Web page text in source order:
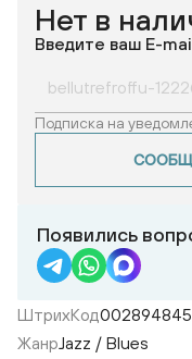
Нет в
Введите ваш E-
Подписка на
Появились
ШтрихКод
ЖанрJazz / Blues